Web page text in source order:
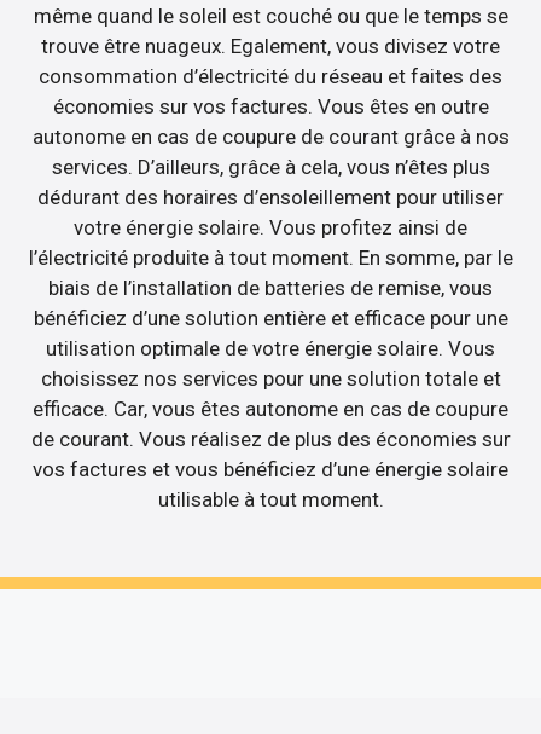
même quand le soleil est couché ou que le temps se
trouve être nuageux. Egalement, vous divisez votre
consommation d’électricité du réseau et faites des
économies sur vos factures. Vous êtes en outre
autonome en cas de coupure de courant grâce à nos
services. D’ailleurs, grâce à cela, vous n’êtes plus
dédurant des horaires d’ensoleillement pour utiliser
votre énergie solaire. Vous profitez ainsi de
l’électricité produite à tout moment. En somme, par le
biais de l’installation de batteries de remise, vous
bénéficiez d’une solution entière et efficace pour une
utilisation optimale de votre énergie solaire. Vous
choisissez nos services pour une solution totale et
efficace. Car, vous êtes autonome en cas de coupure
de courant. Vous réalisez de plus des économies sur
vos factures et vous bénéficiez d’une énergie solaire
utilisable à tout moment.